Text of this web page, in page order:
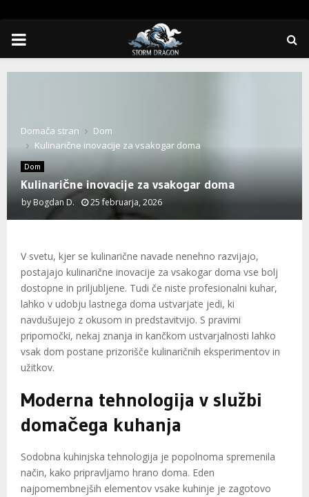
PRIMARY
MENU
Domača stran
Dom
Kulinarične inovacije za vsakogar doma
Dom
Kulinarične inovacije za vsakogar doma
by Bogdan D. 25 februarja, 2026
V svetu, kjer se kulinarične navade nenehno razvijajo,
postajajo kulinarične inovacije za vsakogar doma vse bolj
dostopne in priljubljene. Tudi če niste profesionalni kuhar,
lahko v udobju lastnega doma ustvarjate jedi, ki
navdušujejo z okusom in predstavitvijo. S pravimi
pripomočki, nekaj znanja in kančkom ustvarjalnosti lahko
vsak dom postane prizorišče kulinaričnih eksperimentov in
užitkov.
Moderna tehnologija v službi
domačega kuhanja
Sodobna kuhinjska tehnologija je popolnoma spremenila
način, kako pripravljamo hrano doma. Eden
najpomembnejših elementov vsake kuhinje je zagotovo